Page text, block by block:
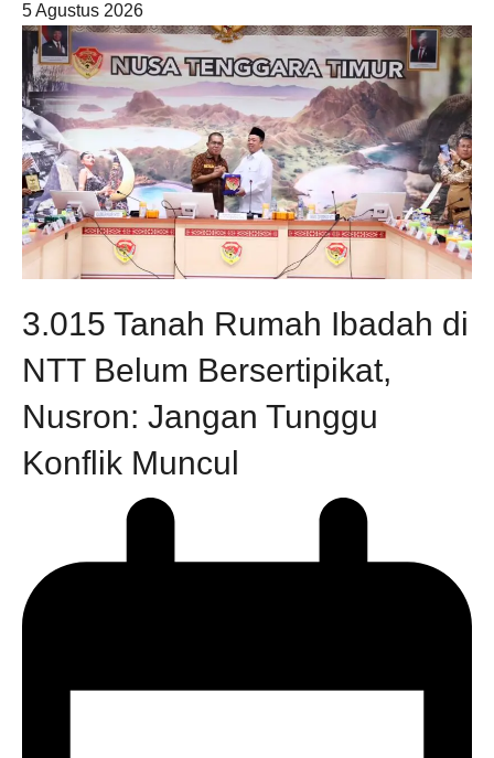
5 Agustus 2026
3.015 Tanah Rumah Ibadah di
NTT Belum Bersertipikat,
Nusron: Jangan Tunggu
Konflik Muncul